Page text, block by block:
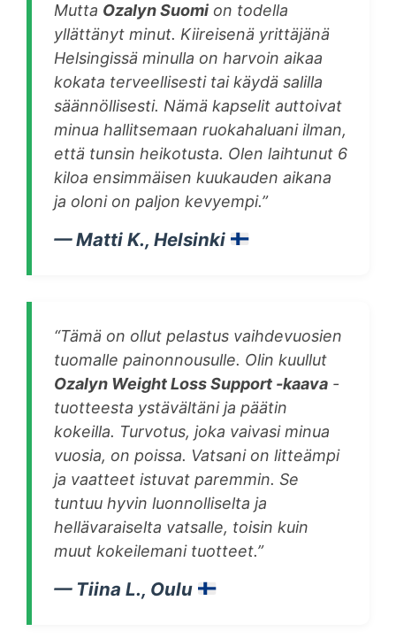
Mutta Ozalyn Suomi on todella
yllättänyt minut. Kiireisenä yrittäjänä
Helsingissä minulla on harvoin aikaa
kokata terveellisesti tai käydä salilla
säännöllisesti. Nämä kapselit auttoivat
minua hallitsemaan ruokahaluani ilman,
että tunsin heikotusta. Olen laihtunut 6
kiloa ensimmäisen kuukauden aikana
ja oloni on paljon kevyempi.”
— Matti K., Helsinki
“Tämä on ollut pelastus vaihdevuosien
tuomalle painonnousulle. Olin kuullut
Ozalyn Weight Loss Support -kaava -
tuotteesta ystävältäni ja päätin
kokeilla. Turvotus, joka vaivasi minua
vuosia, on poissa. Vatsani on litteämpi
ja vaatteet istuvat paremmin. Se
tuntuu hyvin luonnolliselta ja
hellävaraiselta vatsalle, toisin kuin
muut kokeilemani tuotteet.”
— Tiina L., Oulu